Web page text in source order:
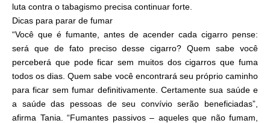
luta contra o tabagismo precisa continuar forte.
Dicas para parar de fumar
“Você que é fumante, antes de acender cada cigarro pense:
será que de fato preciso desse cigarro? Quem sabe você
perceberá que pode ficar sem muitos dos cigarros que fuma
todos os dias. Quem sabe você encontrará seu próprio caminho
para ficar sem fumar definitivamente. Certamente sua saúde e
a saúde das pessoas de seu convívio serão beneficiadas”,
afirma Tania. “Fumantes passivos – aqueles que não fumam,